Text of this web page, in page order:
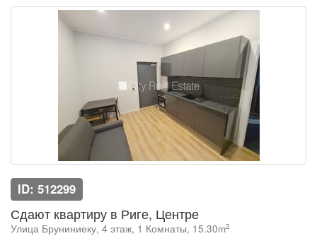
ID: 512299
Сдают квартиру в Риге, Центре
Улица Бруниниеку, 4 этаж, 1 Комнаты, 15.30m2